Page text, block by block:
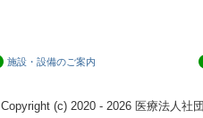
施設・設備のご案内
Copyright (c) 2020 - 2026 医療法人社